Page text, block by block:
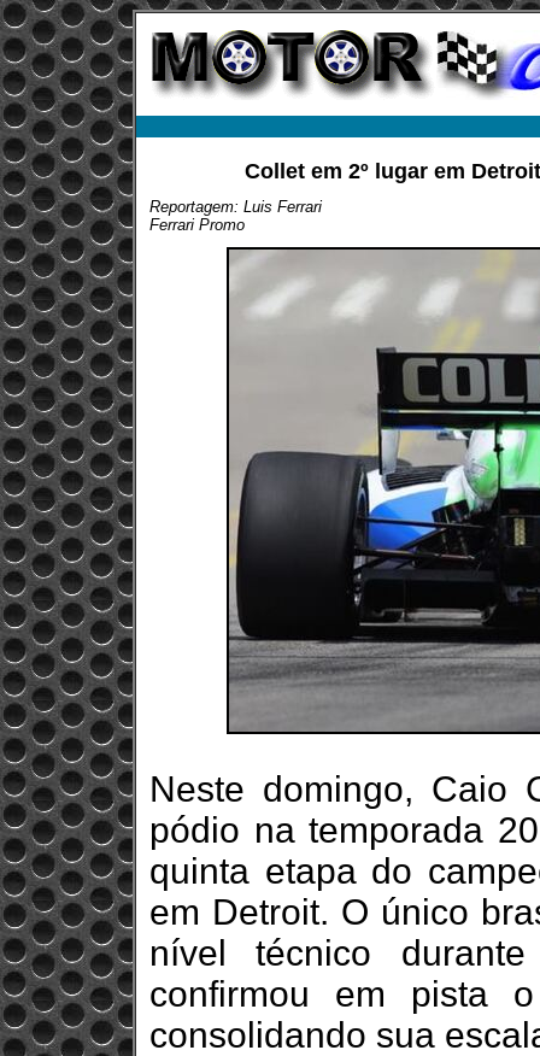
Collet em 2º lugar em
Reportagem: Luis Ferrari
Ferrari Promo
Neste domingo, Caio
pódio na temporada
quinta etapa do
em Detroit. O único
nível técnico
confirmou em pista
consolidando sua